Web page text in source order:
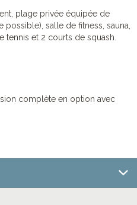
plage privée équipée de
salle de fitness, sauna,
tennis et 2 courts de squash.
complète en option avec